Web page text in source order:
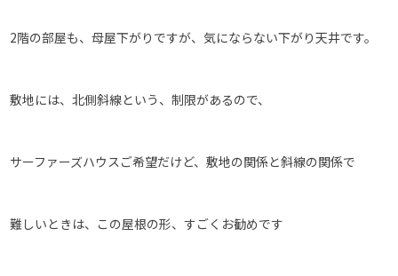
2階の部屋も、母屋下がりですが、気にならない下がり天井です。
敷地には、北側斜線という、制限があるので、
サーファーズハウスご希望だけど、敷地の関係と斜線の関係で
難しいときは、この屋根の形、すごくお勧めです